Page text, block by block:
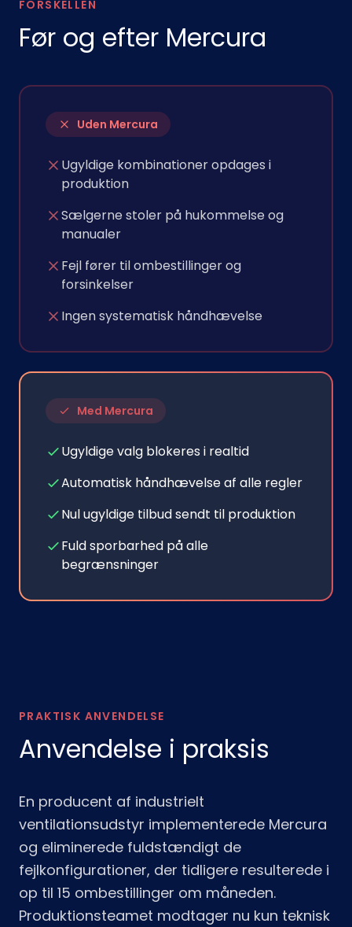
FORSKELLEN
Før og efter Mercura
Uden Mercura
Ugyldige kombinationer opdages i
produktion
Sælgerne stoler på hukommelse og
manualer
Fejl fører til ombestillinger og
forsinkelser
Ingen systematisk håndhævelse
Med Mercura
Ugyldige valg blokeres i realtid
Automatisk håndhævelse af alle regler
Nul ugyldige tilbud sendt til produktion
Fuld sporbarhed på alle
begrænsninger
PRAKTISK ANVENDELSE
Anvendelse i praksis
En producent af industrielt
ventilationsudstyr implementerede Mercura
og eliminerede fuldstændigt de
fejlkonfigurationer, der tidligere resulterede i
op til 15 ombestillinger om måneden.
Produktionsteamet modtager nu kun teknisk